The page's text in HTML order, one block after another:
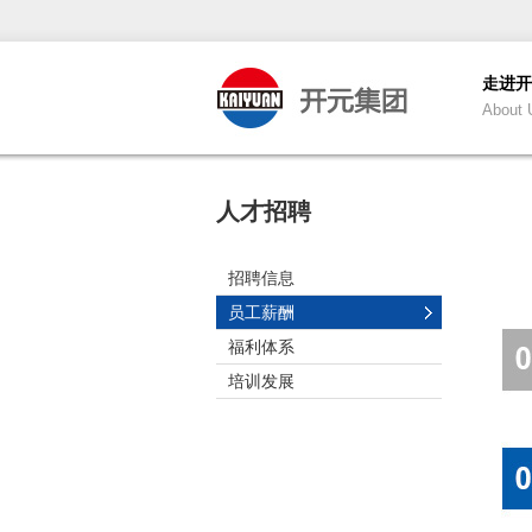
走进
About
人才招聘
招聘信息
员工薪酬
福利体系
培训发展